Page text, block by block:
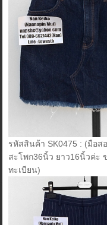
รหัสสินค้า SK0475 : (มือส
สะโพก36นิ้ว ยาว16นิ้วค่ะ
ทะเบียน)